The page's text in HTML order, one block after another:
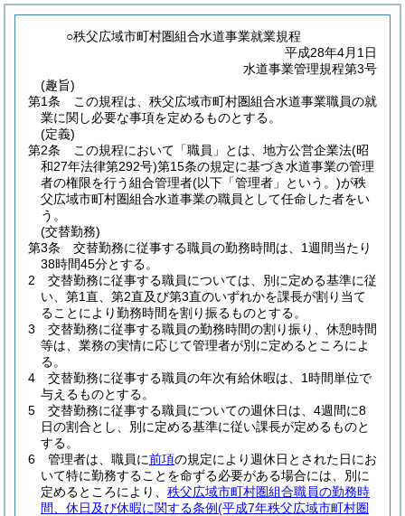
○秩父広域市町村圏組合水道事業就業規程
平成28年4月1日
水道事業管理規程第3号
(趣旨)
第1条
この規程は、秩父広域市町村圏組合水道事業職員の就
業に関し必要な事項を定めるものとする。
(定義)
第2条
この規程において「職員」とは、地方公営企業法(昭
和27年法律第292号)第15条の規定に基づき水道事業の管理
者の権限を行う組合管理者(以下「管理者」という。)が秩
父広域市町村圏組合水道事業の職員として任命した者をい
う。
(交替勤務)
第3条
交替勤務に従事する職員の勤務時間は、1週間当たり
38時間45分とする。
2
交替勤務に従事する職員については、別に定める基準に従
い、第1直、第2直及び第3直のいずれかを課長が割り当て
ることにより勤務時間を割り振るものとする。
3
交替勤務に従事する職員の勤務時間の割り振り、休憩時間
等は、業務の実情に応じて管理者が別に定めるところによ
る。
4
交替勤務に従事する職員の年次有給休暇は、1時間単位で
与えるものとする。
5
交替勤務に従事する職員についての週休日は、4週間に8
日の割合とし、別に定める基準に従い課長が定めるものと
する。
6
管理者は、職員に前項の規定により週休日とされた日にお
いて特に勤務することを命ずる必要がある場合には、別に
定めるところにより、 秩父広域市町村圏組合職員の勤務時
間、休日及び休暇に関する条例(平成7年秩父広域市町村圏